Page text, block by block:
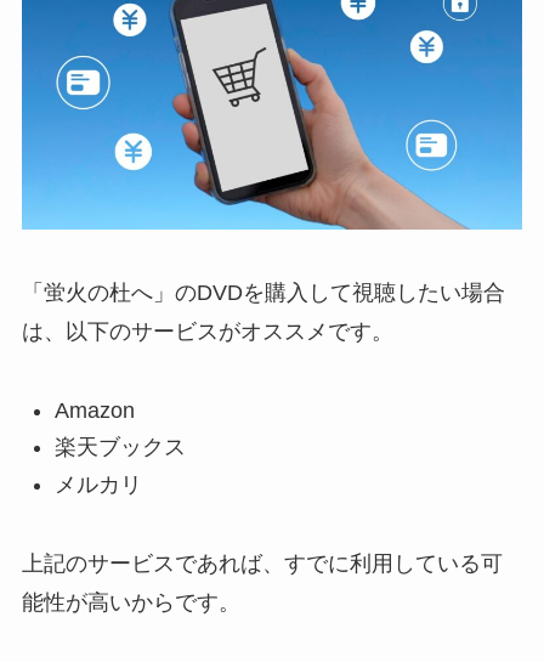
「蛍火の杜へ」のDVDを購入して視聴したい場合
は、以下のサービスがオススメです。
Amazon
楽天ブックス
メルカリ
上記のサービスであれば、すでに利用している可
能性が高いからです。